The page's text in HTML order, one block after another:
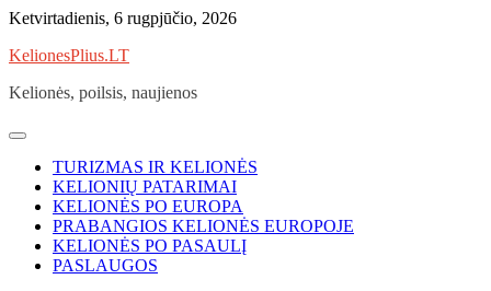
Skip
content
Ketvirtadienis, 6 rugpjūčio, 2026
KelionesPlius.LT
Kelionės, poilsis, naujienos
TURIZMAS IR KELIONĖS
KELIONIŲ PATARIMAI
KELIONĖS PO EUROPA
PRABANGIOS KELIONĖS EUROPOJE
KELIONĖS PO PASAULĮ
PASLAUGOS